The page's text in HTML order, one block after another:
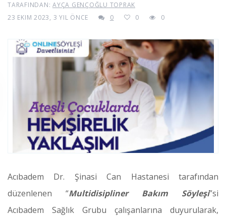
TARAFINDAN: AYÇA GENÇOĞLU TOPRAK
23 EKIM 2023, 3 YIL ÖNCE
0 0 0
Acıbadem Dr. Şinasi Can Hastanesi tarafından
düzenlenen “Multidisipliner Bakım Söyleşi”si
Acıbadem Sağlık Grubu çalışanlarına duyurularak,